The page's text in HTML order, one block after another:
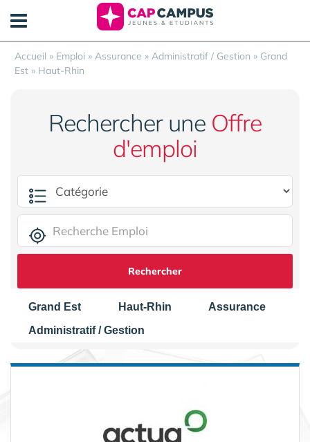
Accueil » Emploi » Assurance » Administratif / Gestion » Grand
Est » Haut-Rhin
Rechercher une Offre
d'emploi
Rechercher
Grand Est Haut-Rhin
Assurance
Administratif / Gestion
Panneau de gestion des cookies